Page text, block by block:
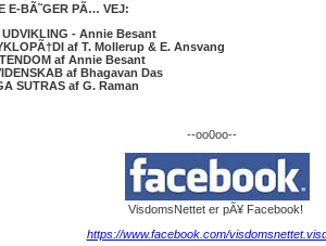
E-BÃ˜GER PÃ… VEJ:
UDVIKLING - Annie Besant
af T. Mollerup & E. Ansvang
af Annie Besant
af Bhagavan Das
SUTRAS af G. Raman
--oo0oo--
VisdomsNettet er pÃ¥ Facebook!
https://www.facebook.com/